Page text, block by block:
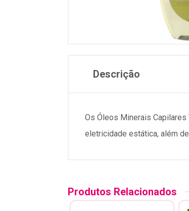
Descrição
Os Óleos Minerais
eletricidade estática, além
Produtos Relacionados